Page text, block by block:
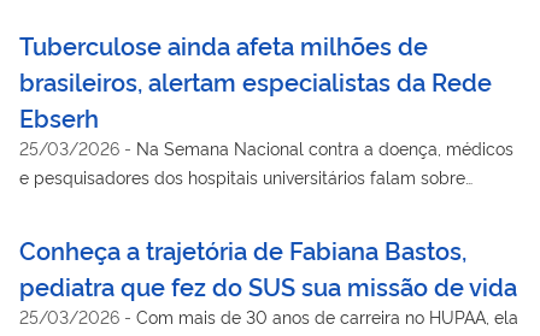
Tuberculose ainda afeta milhões de
brasileiros, alertam especialistas da Rede
Ebserh
25/03/2026 - Na Semana Nacional contra a doença, médicos
e pesquisadores dos hospitais universitários falam sobre
Conheça a trajetória de Fabiana Bastos,
pediatra que fez do SUS sua missão de vida
25/03/2026 - Com mais de 30 anos de carreira no HUPAA, ela